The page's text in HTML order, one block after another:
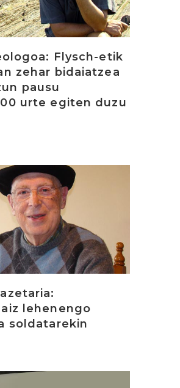
Flysch-etik
zehar bidaiatzea
pausu
urte egiten duzu
lehenengo
soldatarekin